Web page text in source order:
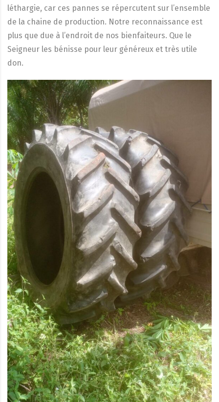
léthargie, car ces pannes se répercutent sur l’ensemble
de la chaine de production. Notre reconnaissance est
plus que due à l’endroit de nos bienfaiteurs. Que le
Seigneur les bénisse pour leur généreux et très utile
don.